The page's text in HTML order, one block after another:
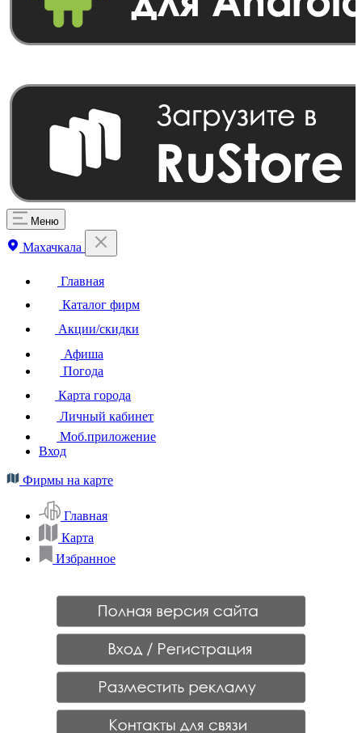
Меню
Махачкала
Главная
Каталог фирм
Акции/скидки
Афиша
Погода
Карта города
Личный кабинет
Моб.приложение
Вход
Фирмы на карте
Главная
Карта
Избранное